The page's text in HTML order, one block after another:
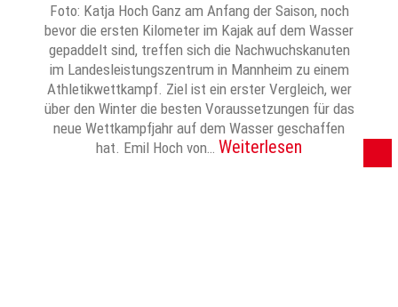
Foto: Katja Hoch Ganz am Anfang der Saison, noch
bevor die ersten Kilometer im Kajak auf dem Wasser
gepaddelt sind, treffen sich die Nachwuchskanuten
im Landesleistungszentrum in Mannheim zu einem
Athletikwettkampf. Ziel ist ein erster Vergleich, wer
über den Winter die besten Voraussetzungen für das
neue Wettkampfjahr auf dem Wasser geschaffen
hat. Emil Hoch von… Weiterlesen